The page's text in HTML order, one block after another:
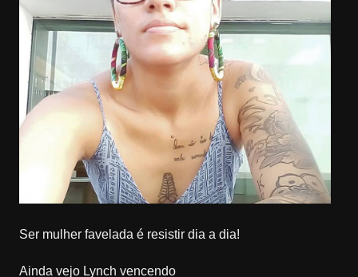
Ser mulher favelada é resistir dia a dia!
Ainda vejo Lynch vencendo